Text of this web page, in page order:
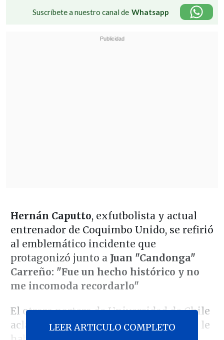
Suscríbete a nuestro canal de Whatsapp
Hernán Caputto, exfutbolista y actual
entrenador de Coquimbo Unido, se refirió
al emblemático incidente que
protagonizó junto a Juan "Candonga"
Carreño: "Fue un hecho histórico y no
me incomoda recordarlo"
El otrora portero de Universidad de Chile
aclaró con el podcast Blah!qué: "Jamás le
LEER ARTICULO COMPLETO